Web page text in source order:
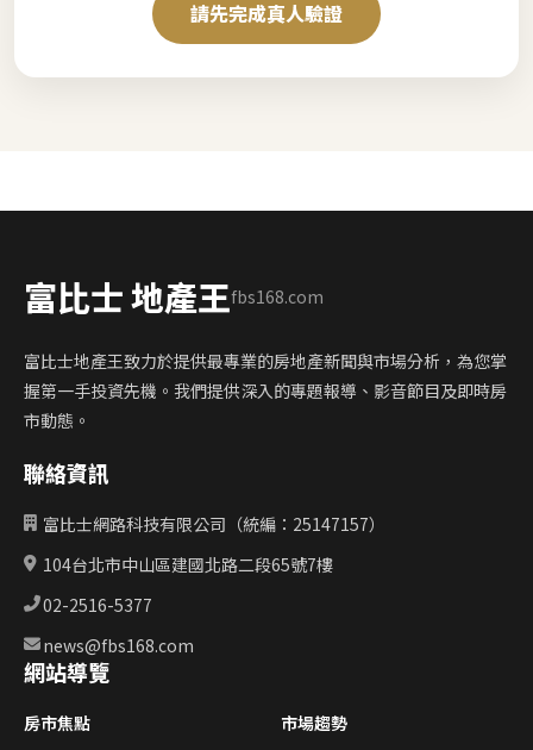
請先完成真人驗證
富比士 地產王fbs168.com
富比士地產王致力於提供最專業的房地產新聞與市場分析，為您掌
握第一手投資先機。我們提供深入的專題報導、影音節目及即時房
市動態。
聯絡資訊
富比士網路科技有限公司（統編：25147157）
104台北市中山區建國北路二段65號7樓
02-2516-5377
news@fbs168.com
網站導覽
房市焦點 市場趨勢